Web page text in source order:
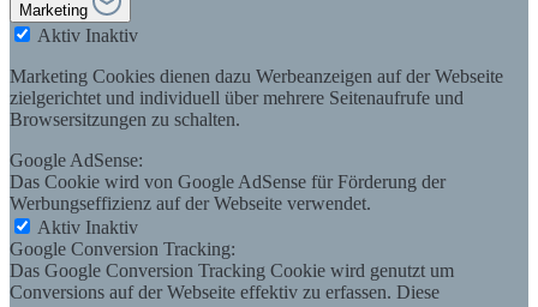
Marketing
Aktiv Inaktiv
Marketing Cookies dienen dazu Werbeanzeigen auf der Webseite
zielgerichtet und individuell über mehrere Seitenaufrufe und
Browsersitzungen zu schalten.
Google AdSense:
Das Cookie wird von Google AdSense für Förderung der
Werbungseffizienz auf der Webseite verwendet.
Aktiv Inaktiv
Google Conversion Tracking:
Das Google Conversion Tracking Cookie wird genutzt um
Conversions auf der Webseite effektiv zu erfassen. Diese